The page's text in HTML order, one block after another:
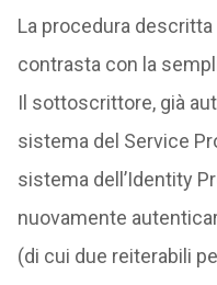
La procedura descritta
contrasta con la
Il sottoscrittore, già
sistema del Service
sistema dell’Identity
nuovamente
(di cui due reiterabili